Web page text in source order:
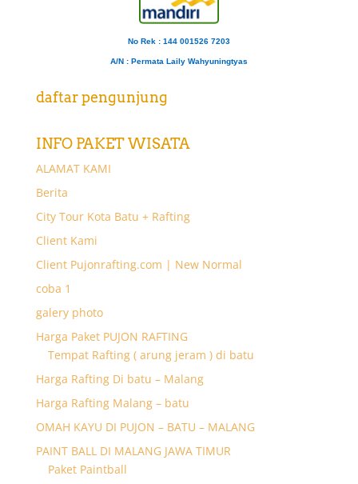
No Rek : 144 001526 7203
A/N : Permata Laily Wahyuningtyas
daftar pengunjung
INFO PAKET WISATA
ALAMAT KAMI
Berita
City Tour Kota Batu + Rafting
Client Kami
Client Pujonrafting.com | New Normal
coba 1
galery photo
Harga Paket PUJON RAFTING
Tempat Rafting ( arung jeram ) di batu
Harga Rafting Di batu – Malang
Harga Rafting Malang – batu
OMAH KAYU DI PUJON – BATU – MALANG
PAINT BALL DI MALANG JAWA TIMUR
Paket Paintball